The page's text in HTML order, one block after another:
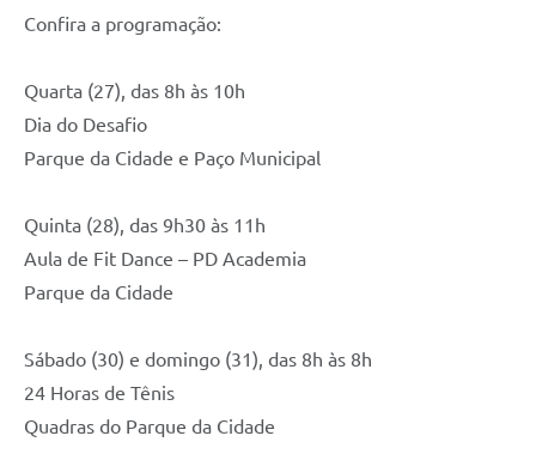
Confira a programação:
Quarta (27), das 8h às 10h
Dia do Desafio
Parque da Cidade e Paço Municipal
Quinta (28), das 9h30 às 11h
Aula de Fit Dance – PD Academia
Parque da Cidade
Sábado (30) e domingo (31), das 8h às 8h
24 Horas de Tênis
Quadras do Parque da Cidade